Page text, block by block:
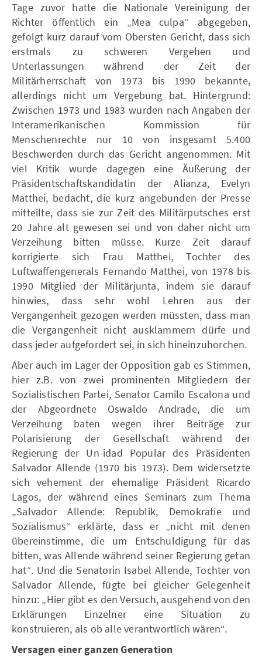
Tage zuvor hatte die Nationale Vereinigung der
Richter öffentlich ein „Mea culpa“ abgegeben,
gefolgt kurz darauf vom Obersten Gericht, dass sich
erstmals zu schweren Vergehen und
Unterlassungen während der Zeit der
Militärherrschaft von 1973 bis 1990 bekannte,
allerdings nicht um Vergebung bat. Hintergrund:
Zwischen 1973 und 1983 wurden nach Angaben der
Interamerikanischen Kommission für
Menschenrechte nur 10 von insgesamt 5.400
Beschwerden durch das Gericht angenommen. Mit
viel Kritik wurde dagegen eine Äußerung der
Präsidentschaftskandidatin der Alianza, Evelyn
Matthei, bedacht, die kurz angebunden der Presse
mitteilte, dass sie zur Zeit des Militärputsches erst
20 Jahre alt gewesen sei und von daher nicht um
Verzeihung bitten müsse. Kurze Zeit darauf
korrigierte sich Frau Matthei, Tochter des
Luftwaffengenerals Fernando Matthei, von 1978 bis
1990 Mitglied der Militärjunta, indem sie darauf
hinwies, dass sehr wohl Lehren aus der
Vergangenheit gezogen werden müssten, dass man
die Vergangenheit nicht ausklammern dürfe und
dass jeder aufgefordert sei, in sich hineinzuhorchen.
Aber auch im Lager der Opposition gab es Stimmen,
hier z.B. von zwei prominenten Mitgliedern der
Sozialistischen Partei, Senator Camilo Escalona und
der Abgeordnete Oswaldo Andrade, die um
Verzeihung baten wegen ihrer Beiträge zur
Polarisierung der Gesellschaft während der
Regierung der Un-idad Popular des Präsidenten
Salvador Allende (1970 bis 1973). Dem widersetzte
sich vehement der ehemalige Präsident Ricardo
Lagos, der während eines Seminars zum Thema
„Salvador Allende: Republik, Demokratie und
Sozialismus“ erklärte, dass er „nicht mit denen
übereinstimme, die um Entschuldigung für das
bitten, was Allende während seiner Regierung getan
hat“. Und die Senatorin Isabel Allende, Tochter von
Salvador Allende, fügte bei gleicher Gelegenheit
hinzu: „Hier gibt es den Versuch, ausgehend von den
Erklärungen Einzelner eine Situation zu
konstruieren, als ob alle verantwortlich wären“.
Versagen einer ganzen Generation